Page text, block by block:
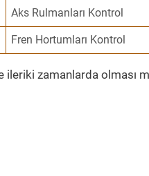
Aks Rulmanları Kontrol
Fren Hortumları Kontrol
ileriki zamanlarda olması